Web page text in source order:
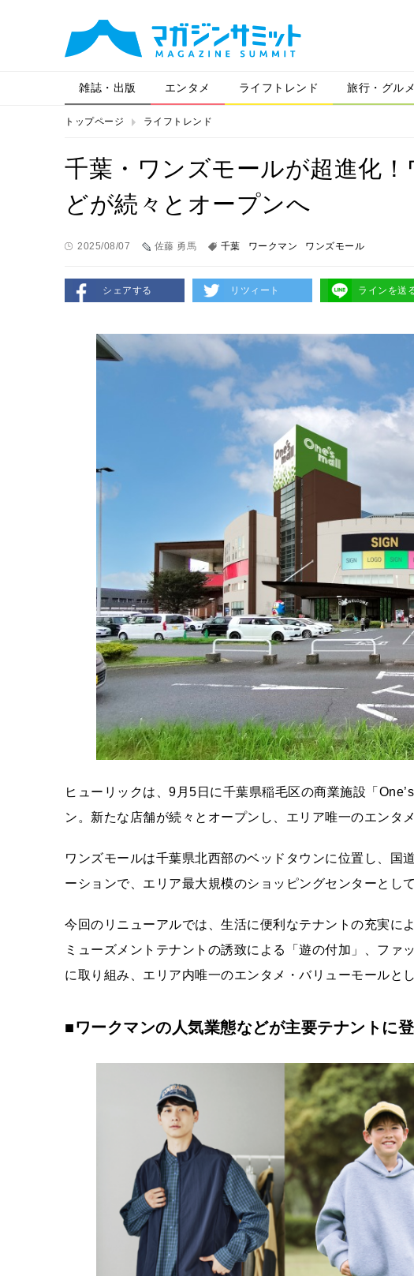
雑誌・出版 エンタメ ライフトレンド 旅行・グルメ
トップページ ライフトレンド
千葉・ワンズモールが超進化
どが続々とオープンへ
2025/08/07 佐藤 勇馬 千葉 ワークマン ワンズモール
シェアする リツィート ラインを送
ヒューリックは、9月5日に千葉県稲毛区の商業施設「
ン。新たな店舗が続々とオープンし、エリア唯一のエンタ
ワンズモールは千葉県北西部のベッドタウンに位置し、国
ーションで、エリア最大規模のショッピングセンターとし
今回のリニューアルでは、生活に便利なテナントの充実に
ミューズメントテナントの誘致による「遊の付加」、ファ
に取り組み、エリア内唯一のエンタメ・バリューモールと
■ワークマンの人気業態などが主要テナントに